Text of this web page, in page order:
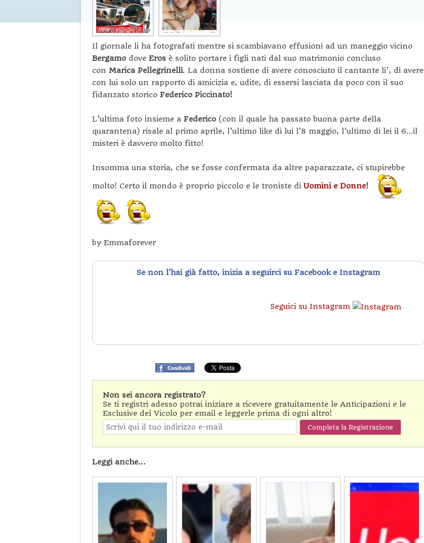
Il giornale li ha fotografati mentre si scambiavano effusioni ad un maneggio vicino
Bergamo dove Eros è solito portare i figli nati dal suo matrimonio concluso
con Marica Pellegrinelli. La donna sostiene di avere conosciuto il cantante li’, di avere
con lui solo un rapporto di amicizia e, udite, di essersi lasciata da poco con il suo
fidanzato storico Federico Piccinato!
L’ultima foto insieme a Federico (con il quale ha passato buona parte della
quarantena) risale al primo aprile, l’ultimo like di lui l’8 maggio, l’ultimo di lei il 6…il
misteri è davvero molto fitto!
Insomma una storia, che se fosse confermata da altre paparazzate, ci stupirebbe
molto! Certo il mondo è proprio piccolo e le troniste di Uomini e Donne!
by Emmaforever
Se non l'hai già fatto, inizia a seguirci su Facebook e Instagram
Seguici su Instagram
Non sei ancora registrato?
Se ti registri adesso potrai iniziare a ricevere gratuitamente le Anticipazioni e le
Esclusive del Vicolo per email e leggerle prima di ogni altro!
Leggi anche...